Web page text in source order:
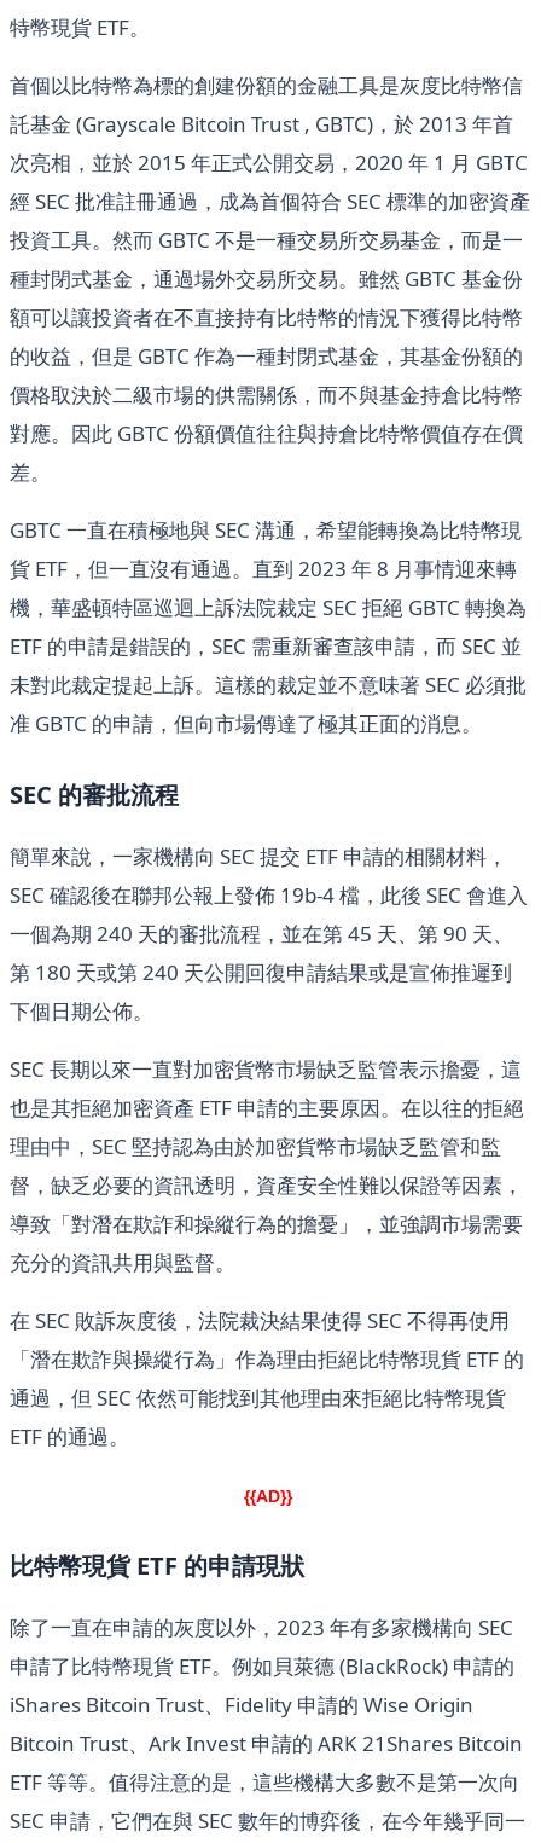
特幣現貨 ETF。
首個以比特幣為標的創建份額的金融工具是灰度比特幣信
託基金 (Grayscale Bitcoin Trust , GBTC)，於 2013 年首
次亮相，並於 2015 年正式公開交易，2020 年 1 月 GBTC
經 SEC 批准註冊通過，成為首個符合 SEC 標準的加密資產
投資工具。然而 GBTC 不是一種交易所交易基金，而是一
種封閉式基金，通過場外交易所交易。雖然 GBTC 基金份
額可以讓投資者在不直接持有比特幣的情況下獲得比特幣
的收益，但是 GBTC 作為一種封閉式基金，其基金份額的
價格取決於二級市場的供需關係，而不與基金持倉比特幣
對應。因此 GBTC 份額價值往往與持倉比特幣價值存在價
差。
GBTC 一直在積極地與 SEC 溝通，希望能轉換為比特幣現
貨 ETF，但一直沒有通過。直到 2023 年 8 月事情迎來轉
機，華盛頓特區巡迴上訴法院裁定 SEC 拒絕 GBTC 轉換為
ETF 的申請是錯誤的，SEC 需重新審查該申請，而 SEC 並
未對此裁定提起上訴。這樣的裁定並不意味著 SEC 必須批
准 GBTC 的申請，但向市場傳達了極其正面的消息。
SEC 的審批流程
簡單來說，一家機構向 SEC 提交 ETF 申請的相關材料，
SEC 確認後在聯邦公報上發佈 19b-4 檔，此後 SEC 會進入
一個為期 240 天的審批流程，並在第 45 天、第 90 天、
第 180 天或第 240 天公開回復申請結果或是宣佈推遲到
下個日期公佈。
SEC 長期以來一直對加密貨幣市場缺乏監管表示擔憂，這
也是其拒絕加密資產 ETF 申請的主要原因。在以往的拒絕
理由中，SEC 堅持認為由於加密貨幣市場缺乏監管和監
督，缺乏必要的資訊透明，資產安全性難以保證等因素，
導致「對潛在欺詐和操縱行為的擔憂」，並強調市場需要
充分的資訊共用與監督。
在 SEC 敗訴灰度後，法院裁決結果使得 SEC 不得再使用
「潛在欺詐與操縱行為」作為理由拒絕比特幣現貨 ETF 的
通過，但 SEC 依然可能找到其他理由來拒絕比特幣現貨
ETF 的通過。
{{AD}}
比特幣現貨 ETF 的申請現狀
除了一直在申請的灰度以外，2023 年有多家機構向 SEC
申請了比特幣現貨 ETF。例如貝萊德 (BlackRock) 申請的
iShares Bitcoin Trust、Fidelity 申請的 Wise Origin
Bitcoin Trust、Ark Invest 申請的 ARK 21Shares Bitcoin
ETF 等等。值得注意的是，這些機構大多數不是第一次向
SEC 申請，它們在與 SEC 數年的博弈後，在今年幾乎同一